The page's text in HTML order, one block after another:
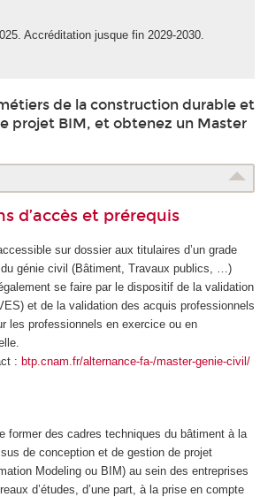
Accréditation jusque fin 2029-2030.
de la construction durable et
projet BIM, et obtenez un Master
d’accès et prérequis
sur dossier aux titulaires d’un grade
du génie civil (Bâtiment, Travaux publics, …)
se faire par le dispositif de la validation
) et de la validation des acquis professionnels
les professionnels en exercice ou en
: btp.cnam.fr/alternance-fa-/master-genie-civil/
former des cadres techniques du bâtiment à la
de conception et de gestion de projet
Modeling ou BIM) au sein des entreprises
d’études, d’une part, à la prise en compte